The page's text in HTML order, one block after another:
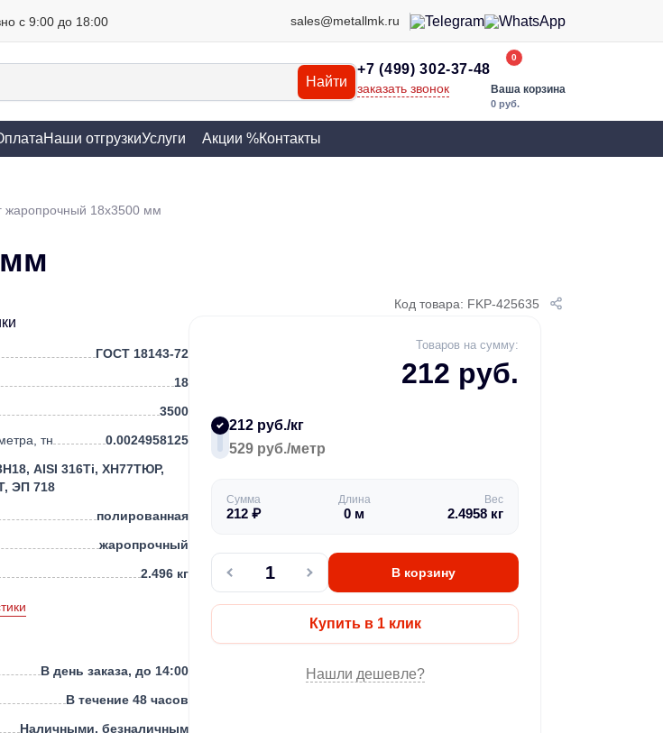
с 9:00 до 18:00 sales@metallmk.ru
Найти
+7 (499) 302-37-48
заказать звонок
0
Ваша корзина
0 руб.
Наши отгрузкиУслуги Акции %Контакты
жаропрочный 18х3500 мм
Код товара: FKP-425635
ГОСТ 18143-72
18
3500
тн
0.0024958125
AISI 316Ti, ХН77ТЮР,
ЭП 718
полированная
жаропрочный
2.496 кг
В день заказа, до 14:00
В течение 48 часов
Наличными, безналичным
Товаров на сумму:
212 руб.
212 руб./кг
529 руб./метр
Сумма
212 ₽
Длина
0 м
Вес
2.4958 кг
В корзину
Купить в 1 клик
Нашли дешевле?